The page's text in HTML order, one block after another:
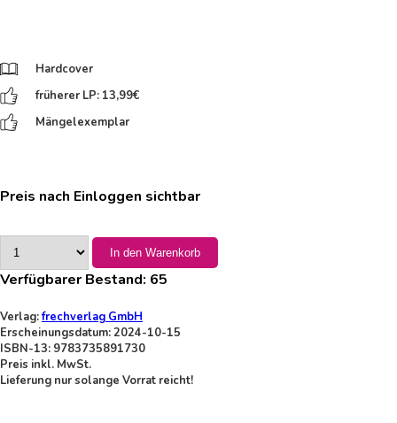
Hardcover
früherer LP: 13,99€
Mängelexemplar
Preis nach Einloggen sichtbar
In den Warenkorb
Verfügbarer Bestand: 65
Verlag:frechverlag GmbH
Erscheinungsdatum: 2024-10-15
ISBN-13: 9783735891730
Preis inkl. MwSt.
Lieferung nur solange Vorrat reicht!